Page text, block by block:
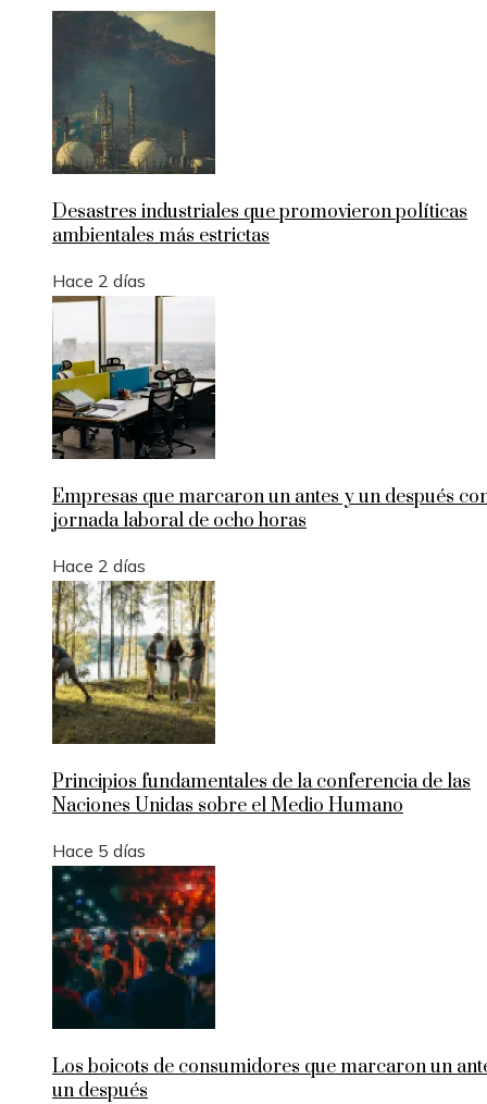
Desastres industriales que promovieron políticas
ambientales más estrictas
Hace 2 días
Empresas que marcaron un antes y un después
jornada laboral de ocho horas
Hace 2 días
Principios fundamentales de la conferencia de las
Naciones Unidas sobre el Medio Humano
Hace 5 días
Los boicots de consumidores que marcaron un
un después